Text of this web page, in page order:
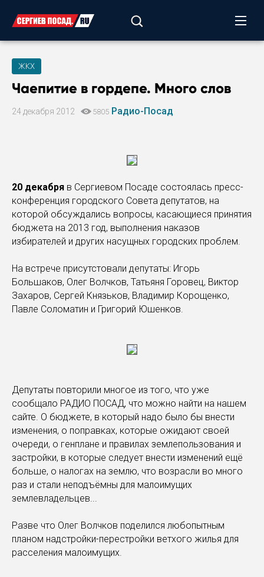
ЖКХ
Чаепитие в гордепе. Много слов
24 декабря 2012 5805 Радио-Посад
20 декабря в Сергиевом Посаде состоялась пресс-
конференция городского Совета депутатов, на
которой обсуждались вопросы, касающиеся принятия
бюджета на 2013 год, выполнения наказов
избирателей и других насущных городских проблем.
На встрече присутстовали депутаты: Игорь
Большаков, Олег Волчков, Татьяня Горовец, Виктор
Захаров, Сергей Князьков, Владимир Корощенко,
Павле Соломатин и Григорий Юшенков.
Депутаты повторили многое из того, что уже
сообщало РАДИО ПОСАД, что можно найти на нашем
сайте. О бюджете, в который надо было бы внести
изменения, о поправках, которые ожидают своей
очереди, о генплане и правилах землепользования и
застройки, в которые следует внести изменений ещё
больше, о налогах на землю, что возрасли во много
раз и стали неподъёмны для малоимущих
землевладельцев...
Разве что Олег Волчков поделился любопытным
планом надстройки-перестройки ветхого жилья для
расселения малоимущих.